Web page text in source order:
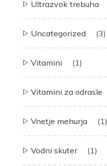
Ultrazvok trebuha
Uncategorized (3)
Vitamini (1)
Vitamini za odrasle
Vnetje mehurja (1)
Vodni skuter (1)